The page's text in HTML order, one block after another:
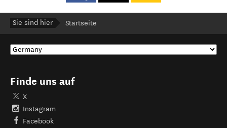
Sie sind hier Startseite
Finde uns auf
X
Instagram
Facebook